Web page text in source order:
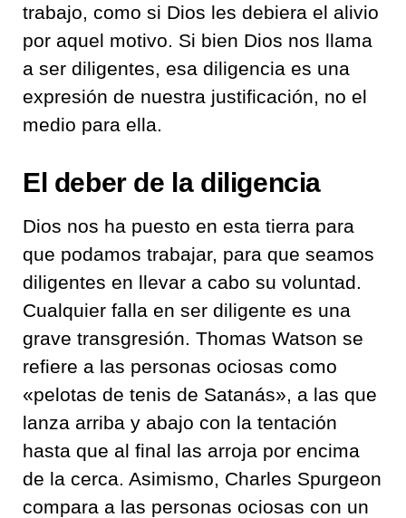
trabajo, como si Dios les debiera el alivio
por aquel motivo. Si bien Dios nos llama
a ser diligentes, esa diligencia es una
expresión de nuestra justificación, no el
medio para ella.
El deber de la diligencia
Dios nos ha puesto en esta tierra para
que podamos trabajar, para que seamos
diligentes en llevar a cabo su voluntad.
Cualquier falla en ser diligente es una
grave transgresión. Thomas Watson se
refiere a las personas ociosas como
«pelotas de tenis de Satanás», a las que
lanza arriba y abajo con la tentación
hasta que al final las arroja por encima
de la cerca. Asimismo, Charles Spurgeon
compara a las personas ociosas con un